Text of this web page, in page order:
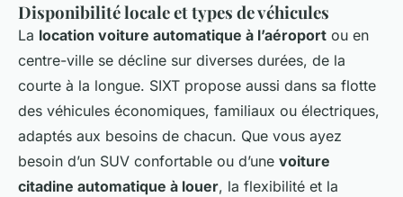
Disponibilité locale et types de véhicules
La location voiture automatique à l’aéroport ou en
centre-ville se décline sur diverses durées, de la
courte à la longue. SIXT propose aussi dans sa flotte
des véhicules économiques, familiaux ou électriques,
adaptés aux besoins de chacun. Que vous ayez
besoin d’un SUV confortable ou d’une voiture
citadine automatique à louer, la flexibilité et la